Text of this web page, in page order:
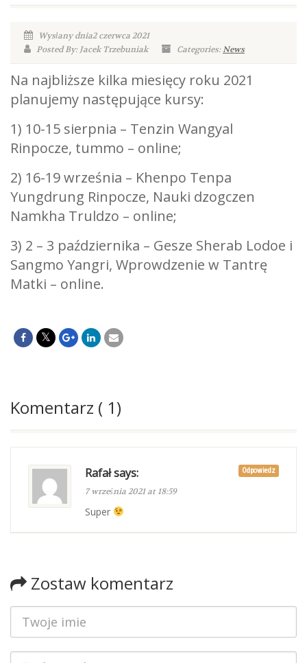
Wysłany dnia2 czerwca 2021
Posted By: Jacek Trzebuniak
Categories:News
Na najbliższe kilka miesięcy roku 2021
planujemy następujące kursy:
1) 10-15 sierpnia – Tenzin Wangyal
Rinpocze, tummo – online;
2) 16-19 września – Khenpo Tenpa
Yungdrung Rinpocze, Nauki dzogczen
Namkha Truldzo – online;
3) 2 – 3 października – Gesze Sherab Lodoe i
Sangmo Yangri, Wprowdzenie w Tantrę
Matki – online.
Komentarz ( 1)
Odpowiedz
Rafał says:
7 września 2021 at 18:59
Super
Zostaw komentarz